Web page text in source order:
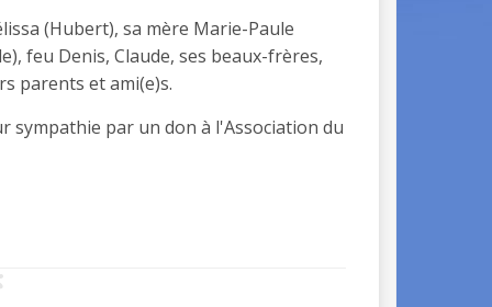
(Hubert), sa mère Marie-Paule
feu Denis, Claude, ses beaux-frères,
parents et ami(e)s.
sympathie par un don à l'Association du